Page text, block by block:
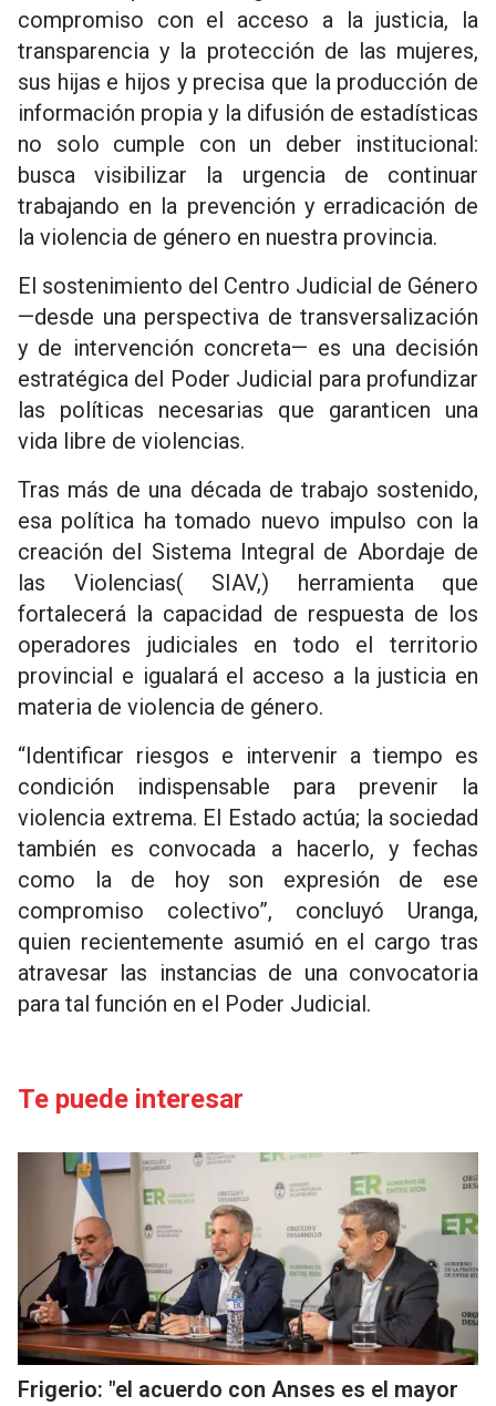
compromiso con el acceso a la justicia, la
transparencia y la protección de las mujeres,
sus hijas e hijos y precisa que la producción de
información propia y la difusión de estadísticas
no solo cumple con un deber institucional:
busca visibilizar la urgencia de continuar
trabajando en la prevención y erradicación de
la violencia de género en nuestra provincia.
El sostenimiento del Centro Judicial de Género
—desde una perspectiva de transversalización
y de intervención concreta— es una decisión
estratégica del Poder Judicial para profundizar
las políticas necesarias que garanticen una
vida libre de violencias.
Tras más de una década de trabajo sostenido,
esa política ha tomado nuevo impulso con la
creación del Sistema Integral de Abordaje de
las Violencias( SIAV,) herramienta que
fortalecerá la capacidad de respuesta de los
operadores judiciales en todo el territorio
provincial e igualará el acceso a la justicia en
materia de violencia de género.
“Identificar riesgos e intervenir a tiempo es
condición indispensable para prevenir la
violencia extrema. El Estado actúa; la sociedad
también es convocada a hacerlo, y fechas
como la de hoy son expresión de ese
compromiso colectivo”, concluyó Uranga,
quien recientemente asumió en el cargo tras
atravesar las instancias de una convocatoria
para tal función en el Poder Judicial.
Te puede interesar
Frigerio: "el acuerdo con Anses es el mayor